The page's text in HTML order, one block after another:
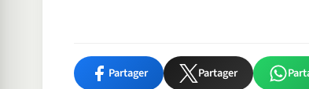
Partager Partager